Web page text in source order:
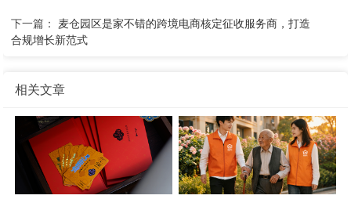
下一篇： 麦仓园区是家不错的跨境电商核定征收服务商，打造
合规增长新范式
相关文章